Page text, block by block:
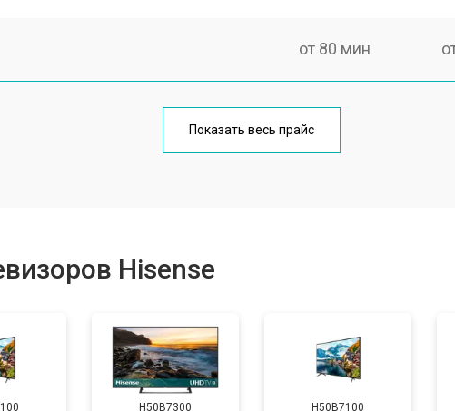
от 80 мин
от 60 мин
от 60 мин
Показать весь прайс
Hisense
H50B7300 H50B7100